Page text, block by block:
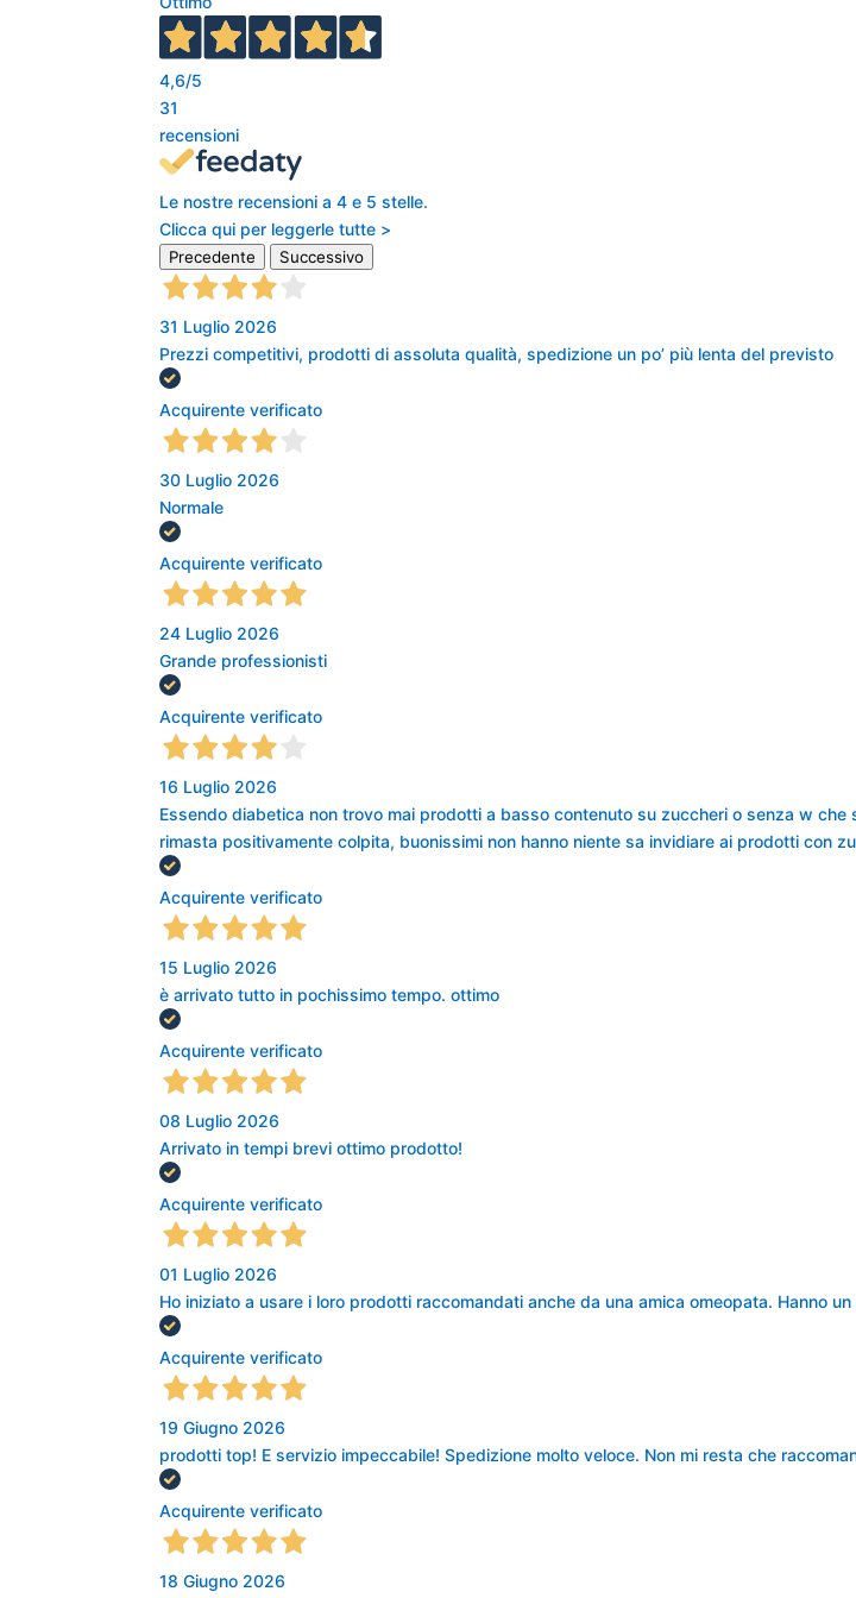
4,6/5
31
recensioni
Le nostre recensioni a 4 e 5 stelle.
Clicca qui per leggerle tutte >
Precedente Successivo
31 Luglio 2026
Prezzi competitivi, prodotti di assoluta qualità, spedizione un po’ più lenta del previsto
Acquirente verificato
30 Luglio 2026
Normale
Acquirente verificato
24 Luglio 2026
Grande professionisti
Acquirente verificato
16 Luglio 2026
Essendo diabetica non trovo mai prodotti a basso contenuto su zuccheri o senza w
rimasta positivamente colpita, buonissimi non hanno niente sa invidiare ai prodotti con
Acquirente verificato
15 Luglio 2026
è arrivato tutto in pochissimo tempo. ottimo
Acquirente verificato
08 Luglio 2026
Arrivato in tempi brevi ottimo prodotto!
Acquirente verificato
01 Luglio 2026
Ho iniziato a usare i loro prodotti raccomandati anche da una amica omeopata. Hanno
Acquirente verificato
19 Giugno 2026
prodotti top! E servizio impeccabile! Spedizione molto veloce. Non mi resta che
Acquirente verificato
18 Giugno 2026